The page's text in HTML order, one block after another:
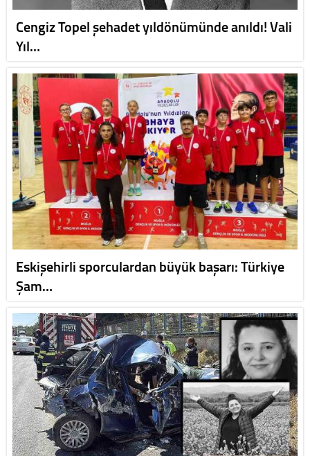
Cengiz Topel şehadet yıldönümünde anıldı! Vali
Yıl…
Eskişehirli sporculardan büyük başarı: Türkiye
Şam…